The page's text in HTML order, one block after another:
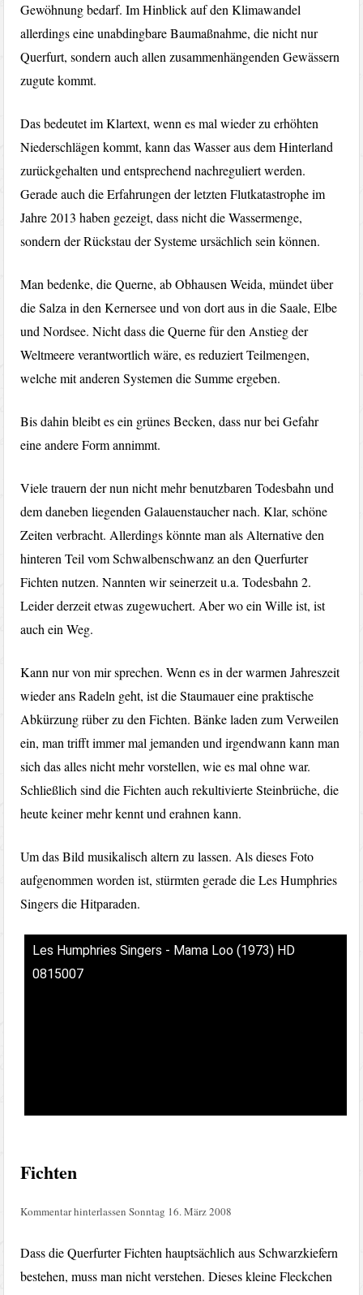
Gewöhnung bedarf. Im Hinblick auf den Klimawandel
allerdings eine unabdingbare Baumaßnahme, die nicht nur
Querfurt, sondern auch allen zusammenhängenden Gewässern
zugute kommt.
Das bedeutet im Klartext, wenn es mal wieder zu erhöhten
Niederschlägen kommt, kann das Wasser aus dem Hinterland
zurückgehalten und entsprechend nachreguliert werden.
Gerade auch die Erfahrungen der letzten Flutkatastrophe im
Jahre 2013 haben gezeigt, dass nicht die Wassermenge,
sondern der Rückstau der Systeme ursächlich sein können.
Man bedenke, die Querne, ab Obhausen Weida, mündet über
die Salza in den Kernersee und von dort aus in die Saale, Elbe
und Nordsee. Nicht dass die Querne für den Anstieg der
Weltmeere verantwortlich wäre, es reduziert Teilmengen,
welche mit anderen Systemen die Summe ergeben.
Bis dahin bleibt es ein grünes Becken, dass nur bei Gefahr
eine andere Form annimmt.
Viele trauern der nun nicht mehr benutzbaren Todesbahn und
dem daneben liegenden Galauenstaucher nach. Klar, schöne
Zeiten verbracht. Allerdings könnte man als Alternative den
hinteren Teil vom Schwalbenschwanz an den Querfurter
Fichten nutzen. Nannten wir seinerzeit u.a. Todesbahn 2.
Leider derzeit etwas zugewuchert. Aber wo ein Wille ist, ist
auch ein Weg.
Kann nur von mir sprechen. Wenn es in der warmen Jahreszeit
wieder ans Radeln geht, ist die Staumauer eine praktische
Abkürzung rüber zu den Fichten. Bänke laden zum Verweilen
ein, man trifft immer mal jemanden und irgendwann kann man
sich das alles nicht mehr vorstellen, wie es mal ohne war.
Schließlich sind die Fichten auch rekultivierte Steinbrüche, die
heute keiner mehr kennt und erahnen kann.
Um das Bild musikalisch altern zu lassen. Als dieses Foto
aufgenommen worden ist, stürmten gerade die Les Humphries
Singers die Hitparaden.
Les Humphries Singers - Mama Loo (1973) HD
0815007
Fichten
Kommentar hinterlassen Sonntag 16. März 2008
Dass die Querfurter Fichten hauptsächlich aus Schwarzkiefern
bestehen, muss man nicht verstehen. Dieses kleine Fleckchen